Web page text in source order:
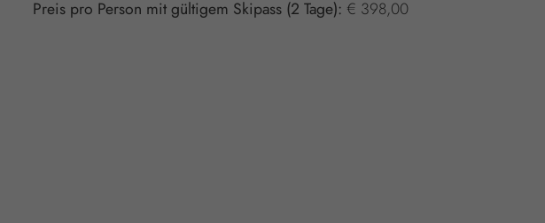
Preis pro Person mit gültigem Skipass (2 Tage): € 398,00